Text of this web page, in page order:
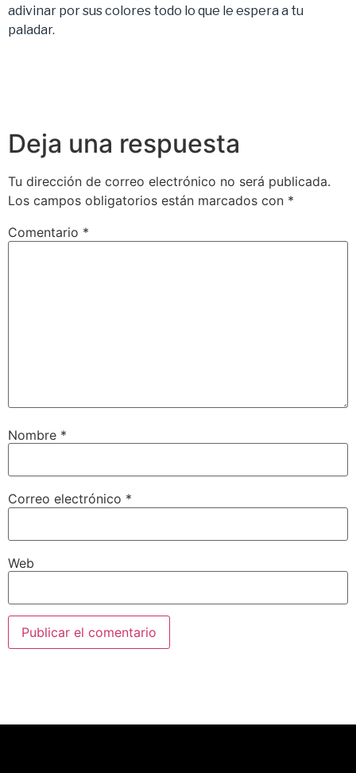
adivinar por sus colores todo lo que le espera a tu
paladar.
Deja una respuesta
Tu dirección de correo electrónico no será publicada.
Los campos obligatorios están marcados con *
Comentario *
Nombre *
Correo electrónico *
Web